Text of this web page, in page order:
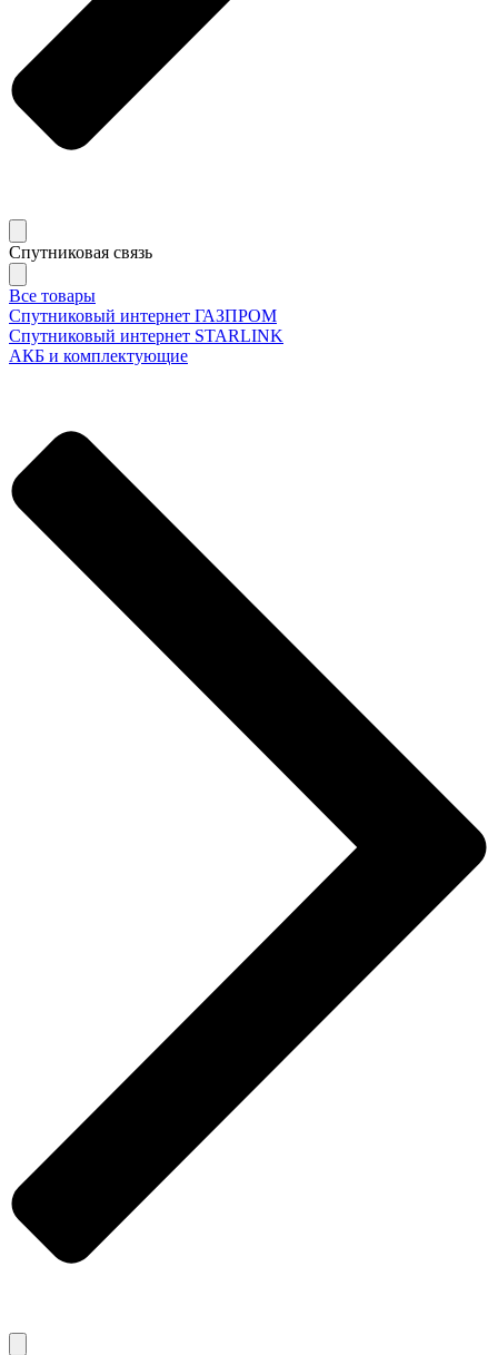
Спутниковая связь
Все товары
Спутниковый интернет ГАЗПРОМ
Спутниковый интернет STARLINK
АКБ и комплектующие